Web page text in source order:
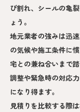
び割れ、シールの亀
ょう。
地元業者の強みは迅
の気候や施工条件に
宅との兼ね合いまで
調整や緊急時の対応
になり得ます。
見積りを比較する際